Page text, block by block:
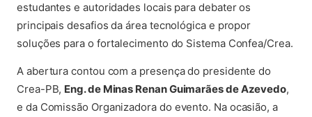
estudantes e autoridades locais para debater os
principais desafios da área tecnológica e propor
soluções para o fortalecimento do Sistema Confea/Crea.
A abertura contou com a presença do presidente do
Crea-PB, Eng. de Minas Renan Guimarães de Azevedo,
e da Comissão Organizadora do evento. Na ocasião, a